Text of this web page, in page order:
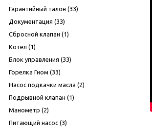
Гарантийный талон (33)
Документация (33)
Сбросной клапан (1)
Котел (1)
Блок управления (33)
Горелка Гном (33)
Насос подкачки масла (2)
Подрывной клапан (1)
Манометр (2)
Питающий насос (3)